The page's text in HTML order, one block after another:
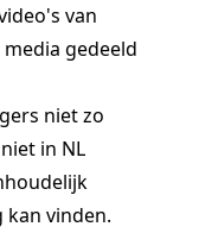
van
gedeeld
niet zo
in NL
vinden.